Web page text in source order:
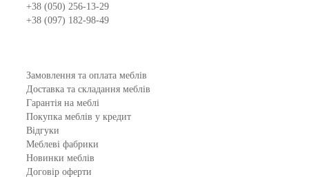
+38 (050) 256-13-29
+38 (097) 182-98-49
Замовлення та оплата меблів
Доставка та складання меблів
Гарантія на меблі
Покупка меблів у кредит
Відгуки
Меблеві фабрики
Новинки меблів
Договір оферти